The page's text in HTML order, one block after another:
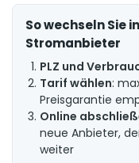
So wechseln Sie
Stromanbieter
PLZ und
Tarif wählen:
Preisgarantie
Online
neue Anbieter,
weiter